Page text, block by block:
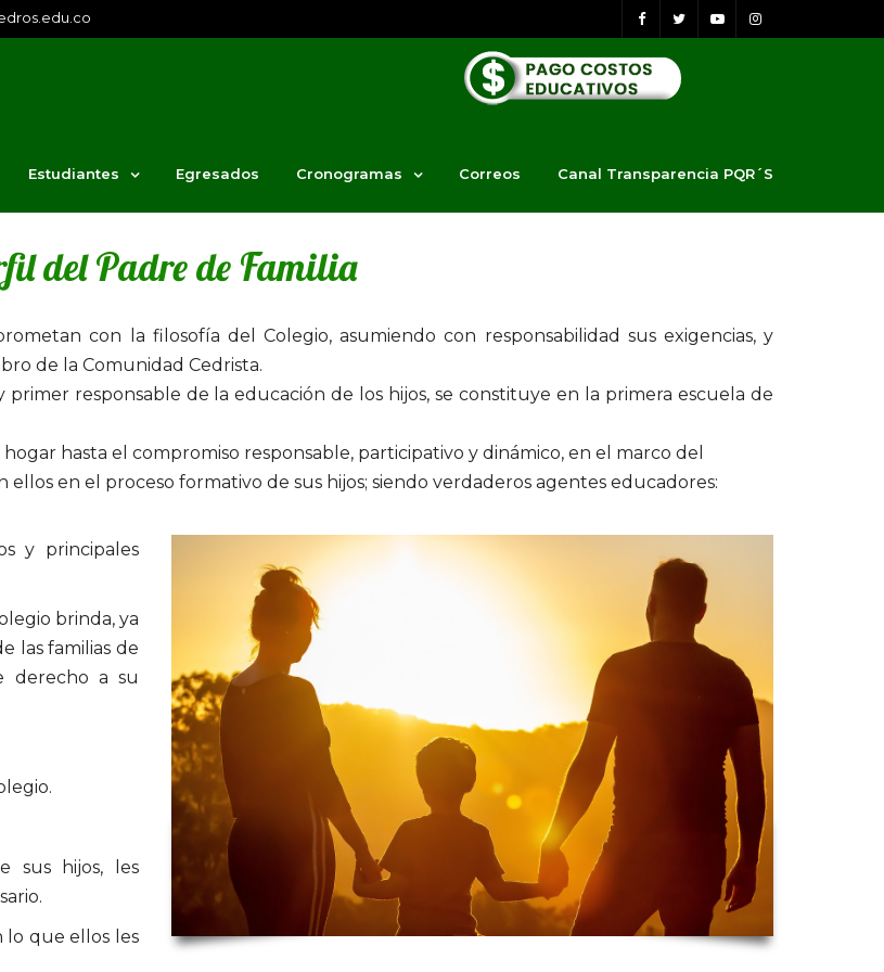
Estudiantes Egresados Cronogramas Correos Canal Transparencia PQR´S
del Padre de Familia
con la filosofía del Colegio, asumiendo con responsabilidad sus exigencias, y
de la Comunidad Cedrista.
responsable de la educación de los hijos, se constituye en la primera escuela de
hasta el compromiso responsable, participativo y dinámico, en el marco del
en el proceso formativo de sus hijos; siendo verdaderos agentes educadores:
y principales
brinda, ya
las familias de
derecho a su
sus hijos, les
lo que ellos les